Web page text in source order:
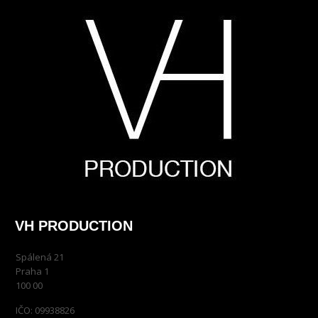
VH PRODUCTION
Spálená 21
Praha 1
100 00
IČO: 09938826